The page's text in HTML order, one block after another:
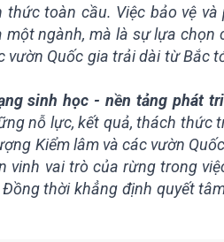
toàn cầu. Việc bảo vệ
ngành, mà là sự lựa chọn
Quốc gia trải dài từ Bắc
sinh học - nền tảng phát
nỗ lực, kết quả, thách thức
Kiểm lâm và các vườn
vinh vai trò của rừng trong
thời khẳng định quyết